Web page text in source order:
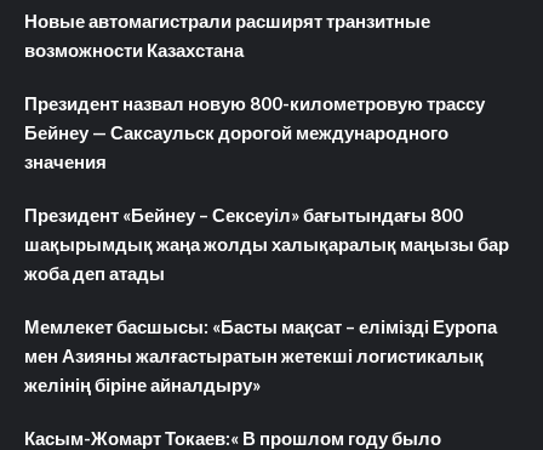
Новые автомагистрали расширят транзитные
возможности Казахстана
Президент назвал новую 800-километровую трассу
Бейнеу — Саксаульск дорогой международного
значения
Президент «Бейнеу – Сексеуіл» бағытындағы 800
шақырымдық жаңа жолды халықаралық маңызы бар
жоба деп атады
Мемлекет басшысы: «Басты мақсат – елімізді Еуропа
мен Азияны жалғастыратын жетекші логистикалық
желінің біріне айналдыру»
Касым-Жомарт Токаев:« В прошлом году было